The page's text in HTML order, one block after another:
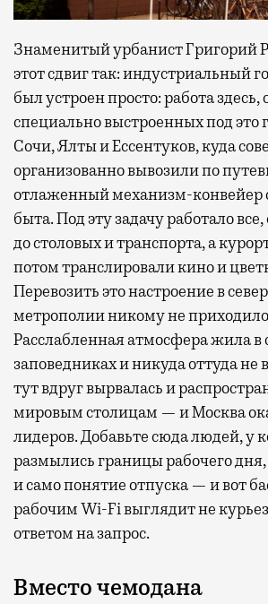
Знаменитый урбанист Григорий
этот сдвиг так: индустриальный
был устроен просто: работа здесь,
специально выстроенных под это
Сочи, Ялты и Ессентуков, куда
организованно вывозили по
отлаженный механизм-конвейер
быта. Под эту задачу работало
до столовых и транспорта, а
потом транслировали кино и
Перевозить это настроение в
метрополии никому не приходило
Расслабленная атмосфера жила в
заповедниках и никуда оттуда не
тут вдруг вырвалась и
мировым столицам — и Москва
лидеров. Добавьте сюда людей, у
размылись границы рабочего
и само понятие отпуска — и вот
рабочим Wi-Fi выглядит не
ответом на запрос.
Вместо чемодана